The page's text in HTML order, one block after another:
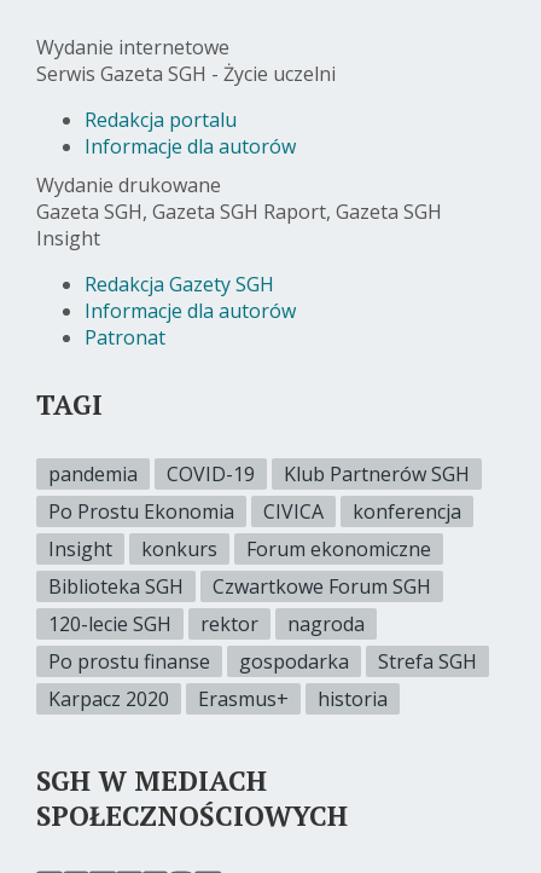
Wydanie internetowe
Serwis Gazeta SGH - Życie uczelni
Redakcja portalu
Informacje dla autorów
Wydanie drukowane
Gazeta SGH, Gazeta SGH Raport, Gazeta SGH
Insight
Redakcja Gazety SGH
Informacje dla autorów
Patronat
TAGI
pandemia COVID-19
Klub Partnerów SGH
Po Prostu Ekonomia
CIVICA
konferencja
Insight
konkurs
Forum ekonomiczne
Biblioteka SGH
Czwartkowe Forum SGH
120-lecie SGH
rektor
nagroda
Po prostu finanse
gospodarka
Strefa SGH
Karpacz 2020
Erasmus+ historia
SGH W MEDIACH
SPOŁECZNOŚCIOWYCH